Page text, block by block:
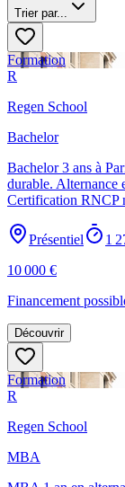
Trier par...
Formation
R
Regen School
Bachelor
Bachelor 3 ans à
durable. Alternance
Certification RNCP
Présentiel
1
10 000 €
Financement
Découvrir
Formation
R
Regen School
MBA